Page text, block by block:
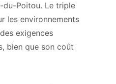
du-Poitou. Le triple
les environnements
exigences
bien que son coût